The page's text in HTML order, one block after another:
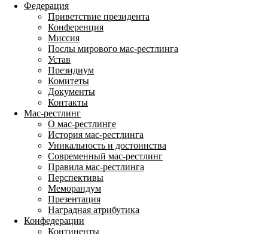
Федерация
Приветствие президента
Конференция
Миссия
Послы мирового мас-рестлинга
Устав
Президиум
Комитеты
Документы
Контакты
Мас-рестлинг
О мас-рестлинге
История мас-рестлинга
Уникальность и достоинства
Современный мас-рестлинг
Правила мас-рестлинга
Перспективы
Меморандум
Презентация
Наградная атрибутика
Конфедерации
Континенты